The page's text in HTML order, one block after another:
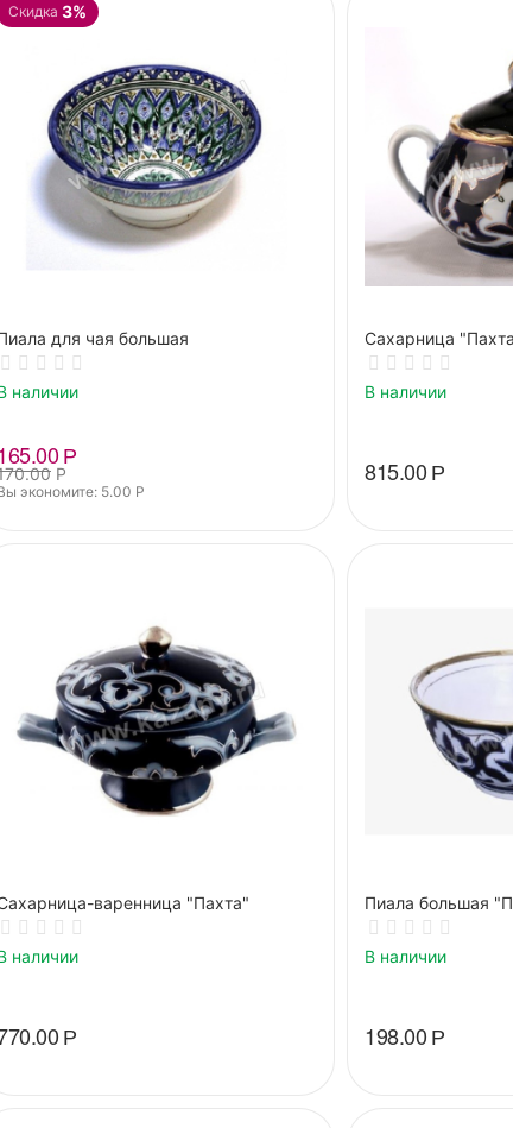
Скидка 3%
для чая большая
наличии
Р
Р
экономите: 5.00 Р
Сахарница
В наличии
815.00Р
варенница "Пахта"
наличии
Р
Пиала большая
В наличии
198.00Р